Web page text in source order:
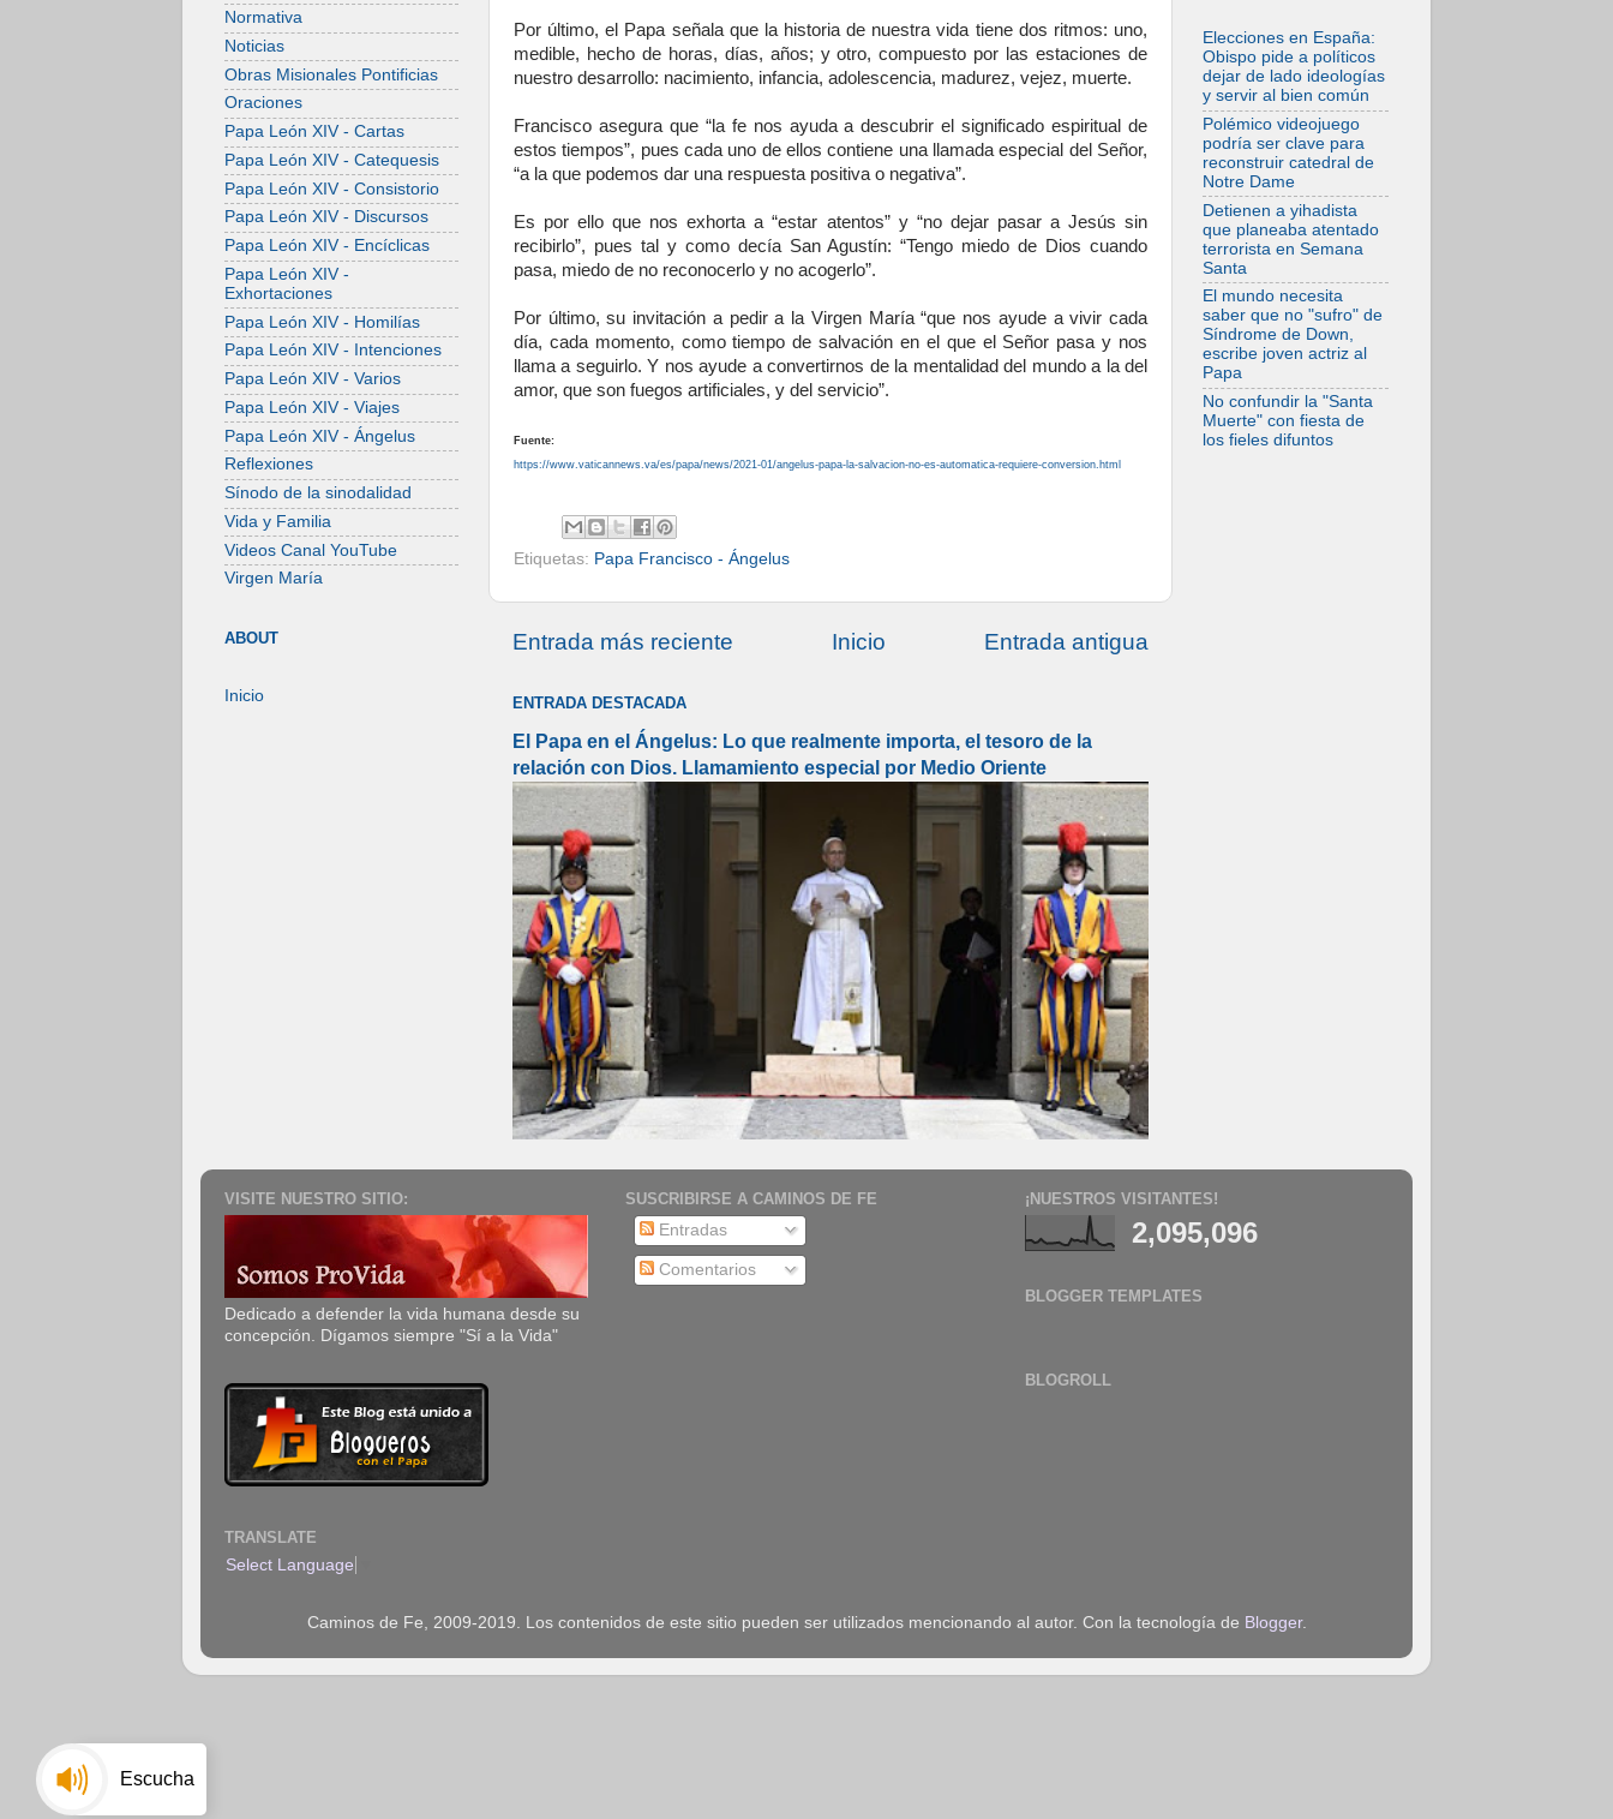
Por último, el Papa señala que la historia de nuestra vida tiene dos ritmos: uno,
medible, hecho de horas, días, años; y otro, compuesto por las estaciones de
nuestro desarrollo: nacimiento, infancia, adolescencia, madurez, vejez, muerte.
Francisco asegura que “la fe nos ayuda a descubrir el significado espiritual de
estos tiempos”, pues cada uno de ellos contiene una llamada especial del Señor,
“a la que podemos dar una respuesta positiva o negativa”.
Es por ello que nos exhorta a “estar atentos” y “no dejar pasar a Jesús sin
recibirlo”, pues tal y como decía San Agustín: “Tengo miedo de Dios cuando
pasa, miedo de no reconocerlo y no acogerlo”.
Por último, su invitación a pedir a la Virgen María “que nos ayude a vivir cada
día, cada momento, como tiempo de salvación en el que el Señor pasa y nos
llama a seguirlo. Y nos ayude a convertirnos de la mentalidad del mundo a la del
amor, que son fuegos artificiales, y del servicio”.
Fuente:
https://www.vaticannews.va/es/papa/news/2021-01/angelus-papa-la-salvacion-no-es-automatica-requiere-conversion.html
Etiquetas: Papa Francisco - Ángelus
Entrada más reciente Entrada antigua
Inicio
ENTRADA DESTACADA
El Papa en el Ángelus: Lo que realmente importa, el tesoro de la
relación con Dios. Llamamiento especial por Medio Oriente
Normativa
Noticias
Obras Misionales Pontificias
Oraciones
Papa León XIV - Cartas
Papa León XIV - Catequesis
Papa León XIV - Consistorio
Papa León XIV - Discursos
Papa León XIV - Encíclicas
Papa León XIV -
Exhortaciones
Papa León XIV - Homilías
Papa León XIV - Intenciones
Papa León XIV - Varios
Papa León XIV - Viajes
Papa León XIV - Ángelus
Reflexiones
Sínodo de la sinodalidad
Vida y Familia
Videos Canal YouTube
Virgen María
ABOUT
Inicio
SIGNIS 2026, dar
voz a las religiosas
en el espacio
público
07.08.2026
Lanzan un proyecto
de empoderamiento
digital para mujeres
líderes en África
07.08.2026
Programa oficial del
Viaje Apostólico del
Francia
Elecciones en España:
Obispo pide a políticos
dejar de lado ideologías
y servir al bien común
Polémico videojuego
podría ser clave para
reconstruir catedral de
Notre Dame
Detienen a yihadista
que planeaba atentado
terrorista en Semana
Santa
El mundo necesita
saber que no "sufro" de
Síndrome de Down,
escribe joven actriz al
Papa
No confundir la "Santa
Muerte" con fiesta de
los fieles difuntos
VISITE NUESTRO SITIO:
Dedicado a defender la vida humana desde su
concepción. Dígamos siempre "Sí a la Vida"
TRANSLATE
Select Language
SUSCRIBIRSE A CAMINOS DE FE
Entradas
Comentarios
¡NUESTROS VISITANTES!
2,095,096
BLOGGER TEMPLATES
BLOGROLL
Caminos de Fe, 2009-2019. Los contenidos de este sitio pueden ser utilizados mencionando al autor. Con la tecnología de Blogger.
Escucha